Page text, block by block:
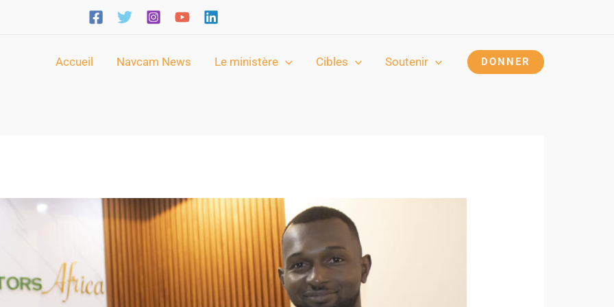
Accueil
Navcam News Le ministère Cibles Soutenir DONNER